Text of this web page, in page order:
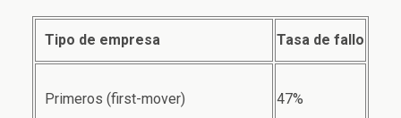
Tipo de empresa Tasa de fallo
Primeros (first-mover) 47%